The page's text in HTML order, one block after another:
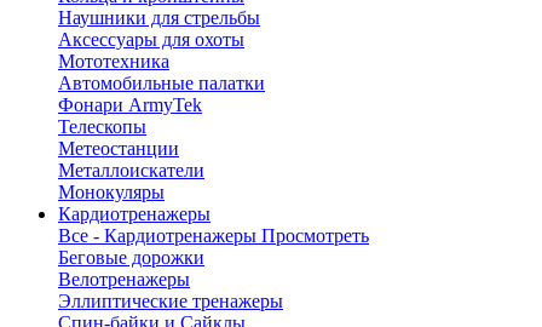
Наушники для стрельбы
Аксессуары для охоты
Мототехника
Автомобильные палатки
Фонари ArmyTek
Телескопы
Метеостанции
Металлоискатели
Монокуляры
Кардиотренажеры
Все - Кардиотренажеры Просмотреть
Беговые дорожки
Велотренажеры
Эллиптические тренажеры
Спин-байки и Сайклы